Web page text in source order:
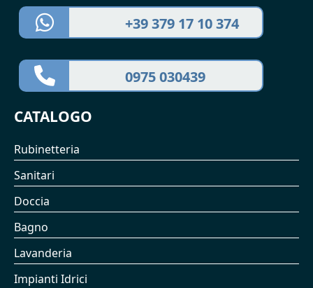
+39 379 17 10 374
0975 030439
CATALOGO
Rubinetteria
Sanitari
Doccia
Bagno
Lavanderia
Impianti Idrici